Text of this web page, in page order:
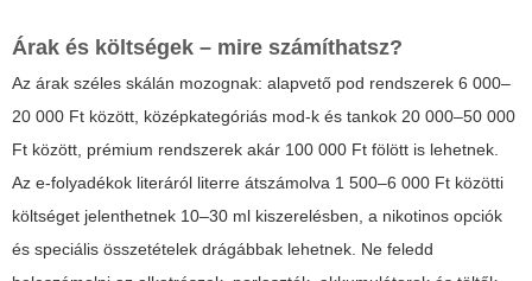
Árak és költségek – mire számíthatsz?
Az árak széles skálán mozognak: alapvető pod rendszerek 6 000–
20 000 Ft között, középkategóriás mod-k és tankok 20 000–50 000
Ft között, prémium rendszerek akár 100 000 Ft fölött is lehetnek.
Az e-folyadékok literáról literre átszámolva 1 500–6 000 Ft közötti
költséget jelenthetnek 10–30 ml kiszerelésben, a nikotinos opciók
és speciális összetételek drágábbak lehetnek. Ne feledd